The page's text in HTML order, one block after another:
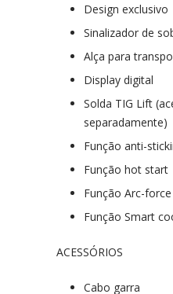
Design exclusivo
Sinalizador de
Alça para
Display digital
Solda TIG Lift
separadamente)
Função anti-
Função hot start
Função Arc-force
Função Smart
ACESSÓRIOS
Cabo garra